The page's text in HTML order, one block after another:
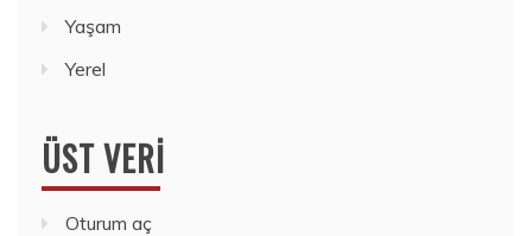
Yaşam
Yerel
ÜST VERI
Oturum aç